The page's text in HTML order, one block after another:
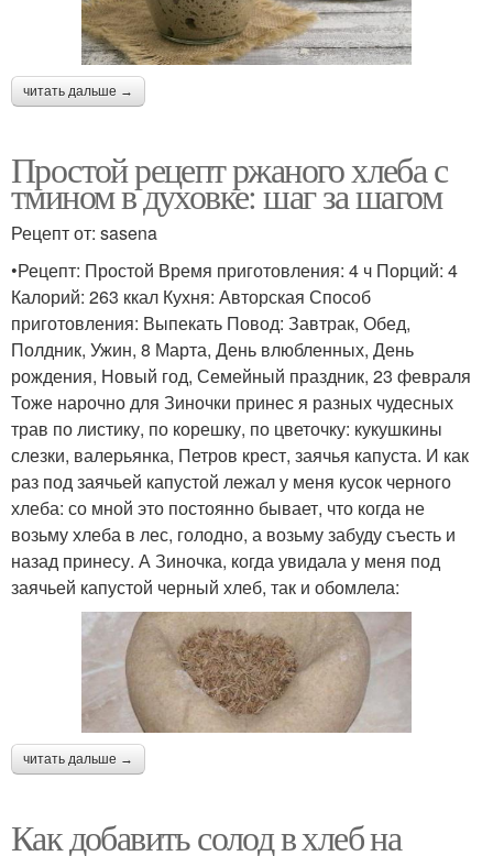
читать дальше →
Простой рецепт ржаного хлеба с
тмином в духовке: шаг за шагом
Рецепт от: sasena
•Рецепт: Простой Время приготовления: 4 ч Порций: 4
Калорий: 263 ккал Кухня: Авторская Способ
приготовления: Выпекать Повод: Завтрак, Обед,
Полдник, Ужин, 8 Марта, День влюбленных, День
рождения, Новый год, Семейный праздник, 23 февраля
Тоже нарочно для Зиночки принес я разных чудесных
трав по листику, по корешку, по цветочку: кукушкины
слезки, валерьянка, Петров крест, заячья капуста. И как
раз под заячьей капустой лежал у меня кусок черного
хлеба: со мной это постоянно бывает, что когда не
возьму хлеба в лес, голодно, а возьму забуду съесть и
назад принесу. А Зиночка, когда увидала у меня под
заячьей капустой черный хлеб, так и обомлела:
читать дальше →
Как добавить солод в хлеб на